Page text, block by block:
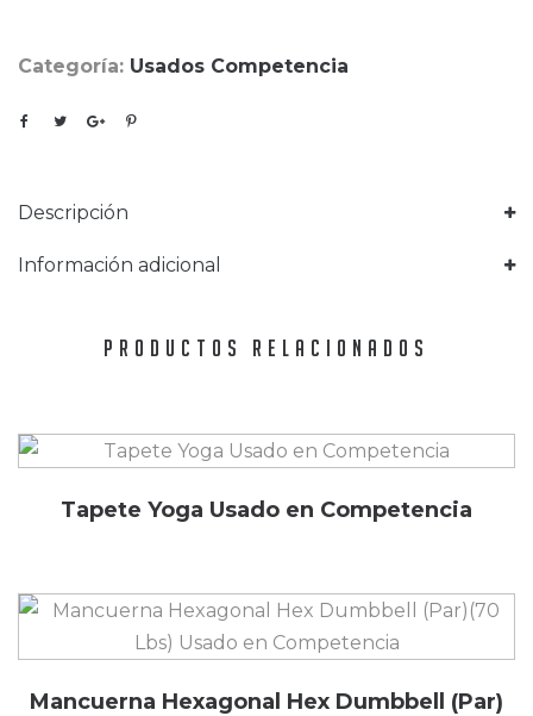
Categoría: Usados Competencia
Descripción
Información adicional
PRODUCTOS RELACIONADOS
Tapete Yoga Usado en Competencia
Mancuerna Hexagonal Hex Dumbbell (Par)